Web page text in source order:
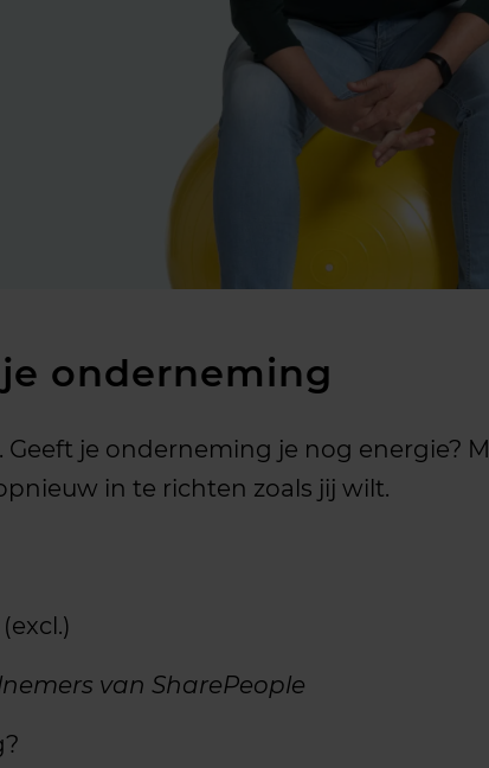
onderneming
je onderneming je nog energie?
in te richten zoals jij wilt.
van SharePeople